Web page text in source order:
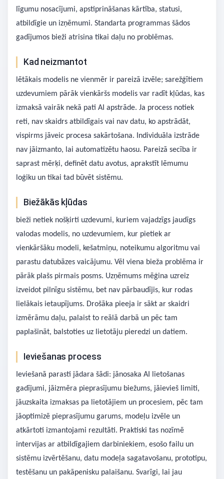
līgumu nosacījumi, apstiprināšanas kārtība, statusi,
atbildīgie un izņēmumi. Standarta programmas šādos
gadījumos bieži atrisina tikai daļu no problēmas.
Kad neizmantot
lētākais modelis ne vienmēr ir pareizā izvēle; sarežģītiem
uzdevumiem pārāk vienkāršs modelis var radīt kļūdas, kas
izmaksā vairāk nekā pati AI apstrāde. Ja process notiek
reti, nav skaidrs atbildīgais vai nav datu, ko apstrādāt,
vispirms jāveic procesa sakārtošana. Individuāla izstrāde
nav jāizmanto, lai automatizētu haosu. Pareizā secība ir
saprast mērķi, definēt datu avotus, aprakstīt lēmumu
loģiku un tikai tad būvēt sistēmu.
Biežākās kļūdas
bieži netiek nošķirti uzdevumi, kuriem vajadzīgs jaudīgs
valodas modelis, no uzdevumiem, kur pietiek ar
vienkāršāku modeli, kešatmiņu, noteikumu algoritmu vai
parastu datubāzes vaicājumu. Vēl viena bieža problēma ir
pārāk plašs pirmais posms. Uzņēmums mēģina uzreiz
izveidot pilnīgu sistēmu, bet nav pārbaudījis, kur rodas
lielākais ietaupījums. Drošāka pieeja ir sākt ar skaidri
izmērāmu daļu, palaist to reālā darbā un pēc tam
paplašināt, balstoties uz lietotāju pieredzi un datiem.
Ieviešanas process
Ieviešanā parasti jādara šādi: jānosaka AI lietošanas
gadījumi, jāizmēra pieprasījumu biežums, jāievieš limiti,
jāuzskaita izmaksas pa lietotājiem un procesiem, pēc tam
jāoptimizē pieprasījumu garums, modeļu izvēle un
atkārtoti izmantojami rezultāti. Praktiski tas nozīmē
intervijas ar atbildīgajiem darbiniekiem, esošo failu un
sistēmu izvērtēšanu, datu modeļa sagatavošanu, prototipu,
testēšanu un pakāpenisku palaišanu. Svarīgi, lai jau